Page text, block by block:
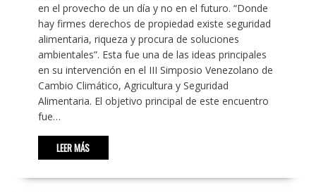
en el provecho de un día y no en el futuro. “Donde
hay firmes derechos de propiedad existe seguridad
alimentaria, riqueza y procura de soluciones
ambientales”. Esta fue una de las ideas principales
en su intervención en el III Simposio Venezolano de
Cambio Climático, Agricultura y Seguridad
Alimentaria. El objetivo principal de este encuentro
fue…
LEER MÁS